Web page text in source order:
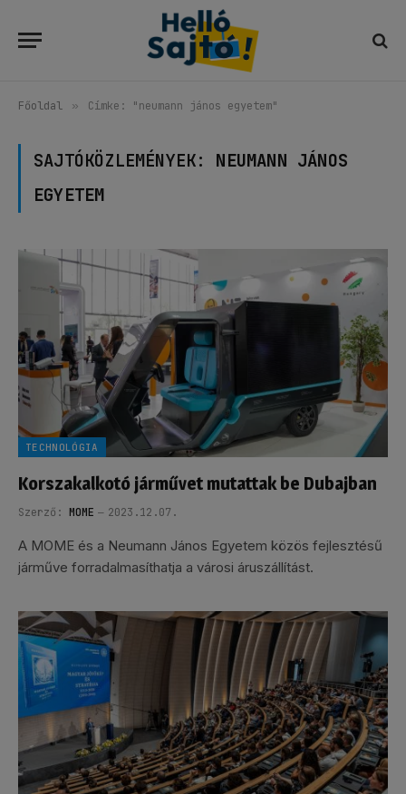
Főoldal » Címke: "neumann jános egyetem"
SAJTÓKÖZLEMÉNYEK: NEUMANN JÁNOS
EGYETEM
TECHNOLÓGIA
Korszakalkotó járművet mutattak be Dubajban
Szerző: MOME 2023.12.07.
A MOME és a Neumann János Egyetem közös fejlesztésű
járműve forradalmasíthatja a városi áruszállítást.